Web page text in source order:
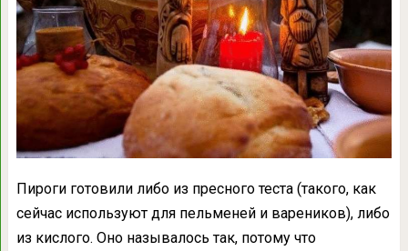
Пироги готовили либо из пресного теста (такого, как
сейчас используют для пельменей и вареников), либо
из кислого. Оно называлось так, потому что